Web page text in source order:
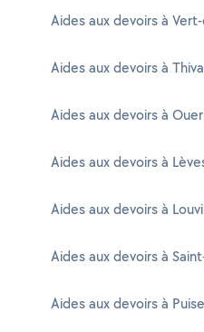
Aides aux devoirs à
Aides aux devoirs à
Aides aux devoirs à
Aides aux devoirs à
Aides aux devoirs à
Aides aux devoirs à
Aides aux devoirs à